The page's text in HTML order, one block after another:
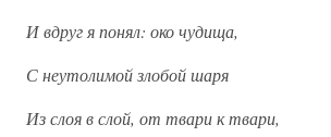
И вдруг я понял: око чудища,
С неутолимой злобой шаря
Из слоя в слой, от твари к твари,